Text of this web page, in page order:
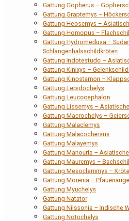
Gattung Gopherus –
Gattung Graptemys –
Gattung Heosemys –
Gattung Homopus –
Gattung Hydromedusa –
Schlangenhalsschildkröten
Gattung Indotestudo –
Gattung Kinixys –
Gattung Kinosternon –
Gattung Lepidochelys
Gattung Leucocephalon
Gattung Lissemys –
Gattung Macrochelys –
Gattung Malaclemys
Gattung Malacochersus
Gattung Malayemys
Gattung Manouria –
Gattung Mauremys –
Gattung Mesoclemmys –
Gattung Morenia –
Gattung Myuchelys
Gattung Natator
Gattung Nilssonia – Indische
Gattung Notochelys